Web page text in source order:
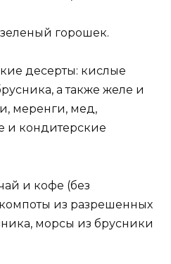
горошек.
десерты: кислые
а также желе и
меренги, мед,
и кондитерские
и кофе (без
из разрешенных
морсы из брусники